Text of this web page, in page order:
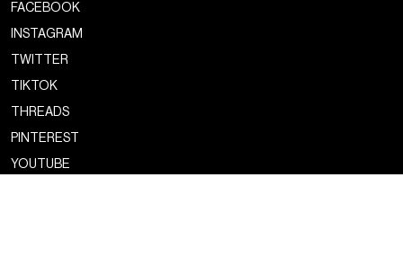
FACEBOOK
INSTAGRAM
TWITTER
TIKTOK
THREADS
PINTEREST
YOUTUBE